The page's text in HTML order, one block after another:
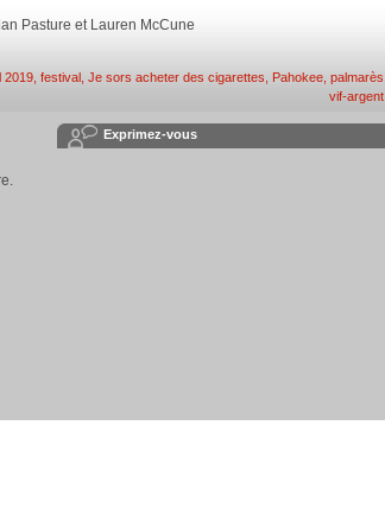
Pasture et Lauren McCune
2019 festival Je sors acheter des cigarettes Pahokee palmarès
vif-argent
Exprimez-vous